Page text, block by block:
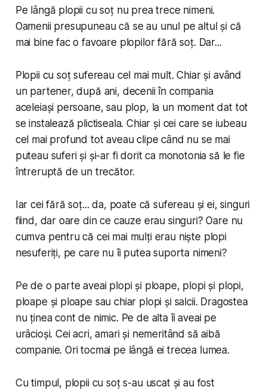
Pe lângă plopii cu soț nu prea trece nimeni.
Oamenii presupuneau că se au unul pe altul și că
mai bine fac o favoare plopilor fără soț. Dar...
Plopii cu soț sufereau cel mai mult. Chiar și având
un partener, după ani, decenii în compania
aceleiași persoane, sau plop, la un moment dat tot
se instalează plictiseala. Chiar și cei care se iubeau
cel mai profund tot aveau clipe când nu se mai
puteau suferi și și-ar fi dorit ca monotonia să le fie
întreruptă de un trecător.
Iar cei fără soț... da, poate că sufereau și ei, singuri
fiind, dar oare din ce cauze erau singuri? Oare nu
cumva pentru că cei mai mulți erau niște plopi
nesuferiți, pe care nu îi putea suporta nimeni?
Pe de o parte aveai plopi și ploape, plopi și plopi,
ploape și ploape sau chiar plopi și salcii. Dragostea
nu ținea cont de nimic. Pe de alta îi aveai pe
urâcioși. Cei acri, amari și nemeritând să aibă
companie. Ori tocmai pe lângă ei trecea lumea.
Cu timpul, plopii cu soț s-au uscat și au fost